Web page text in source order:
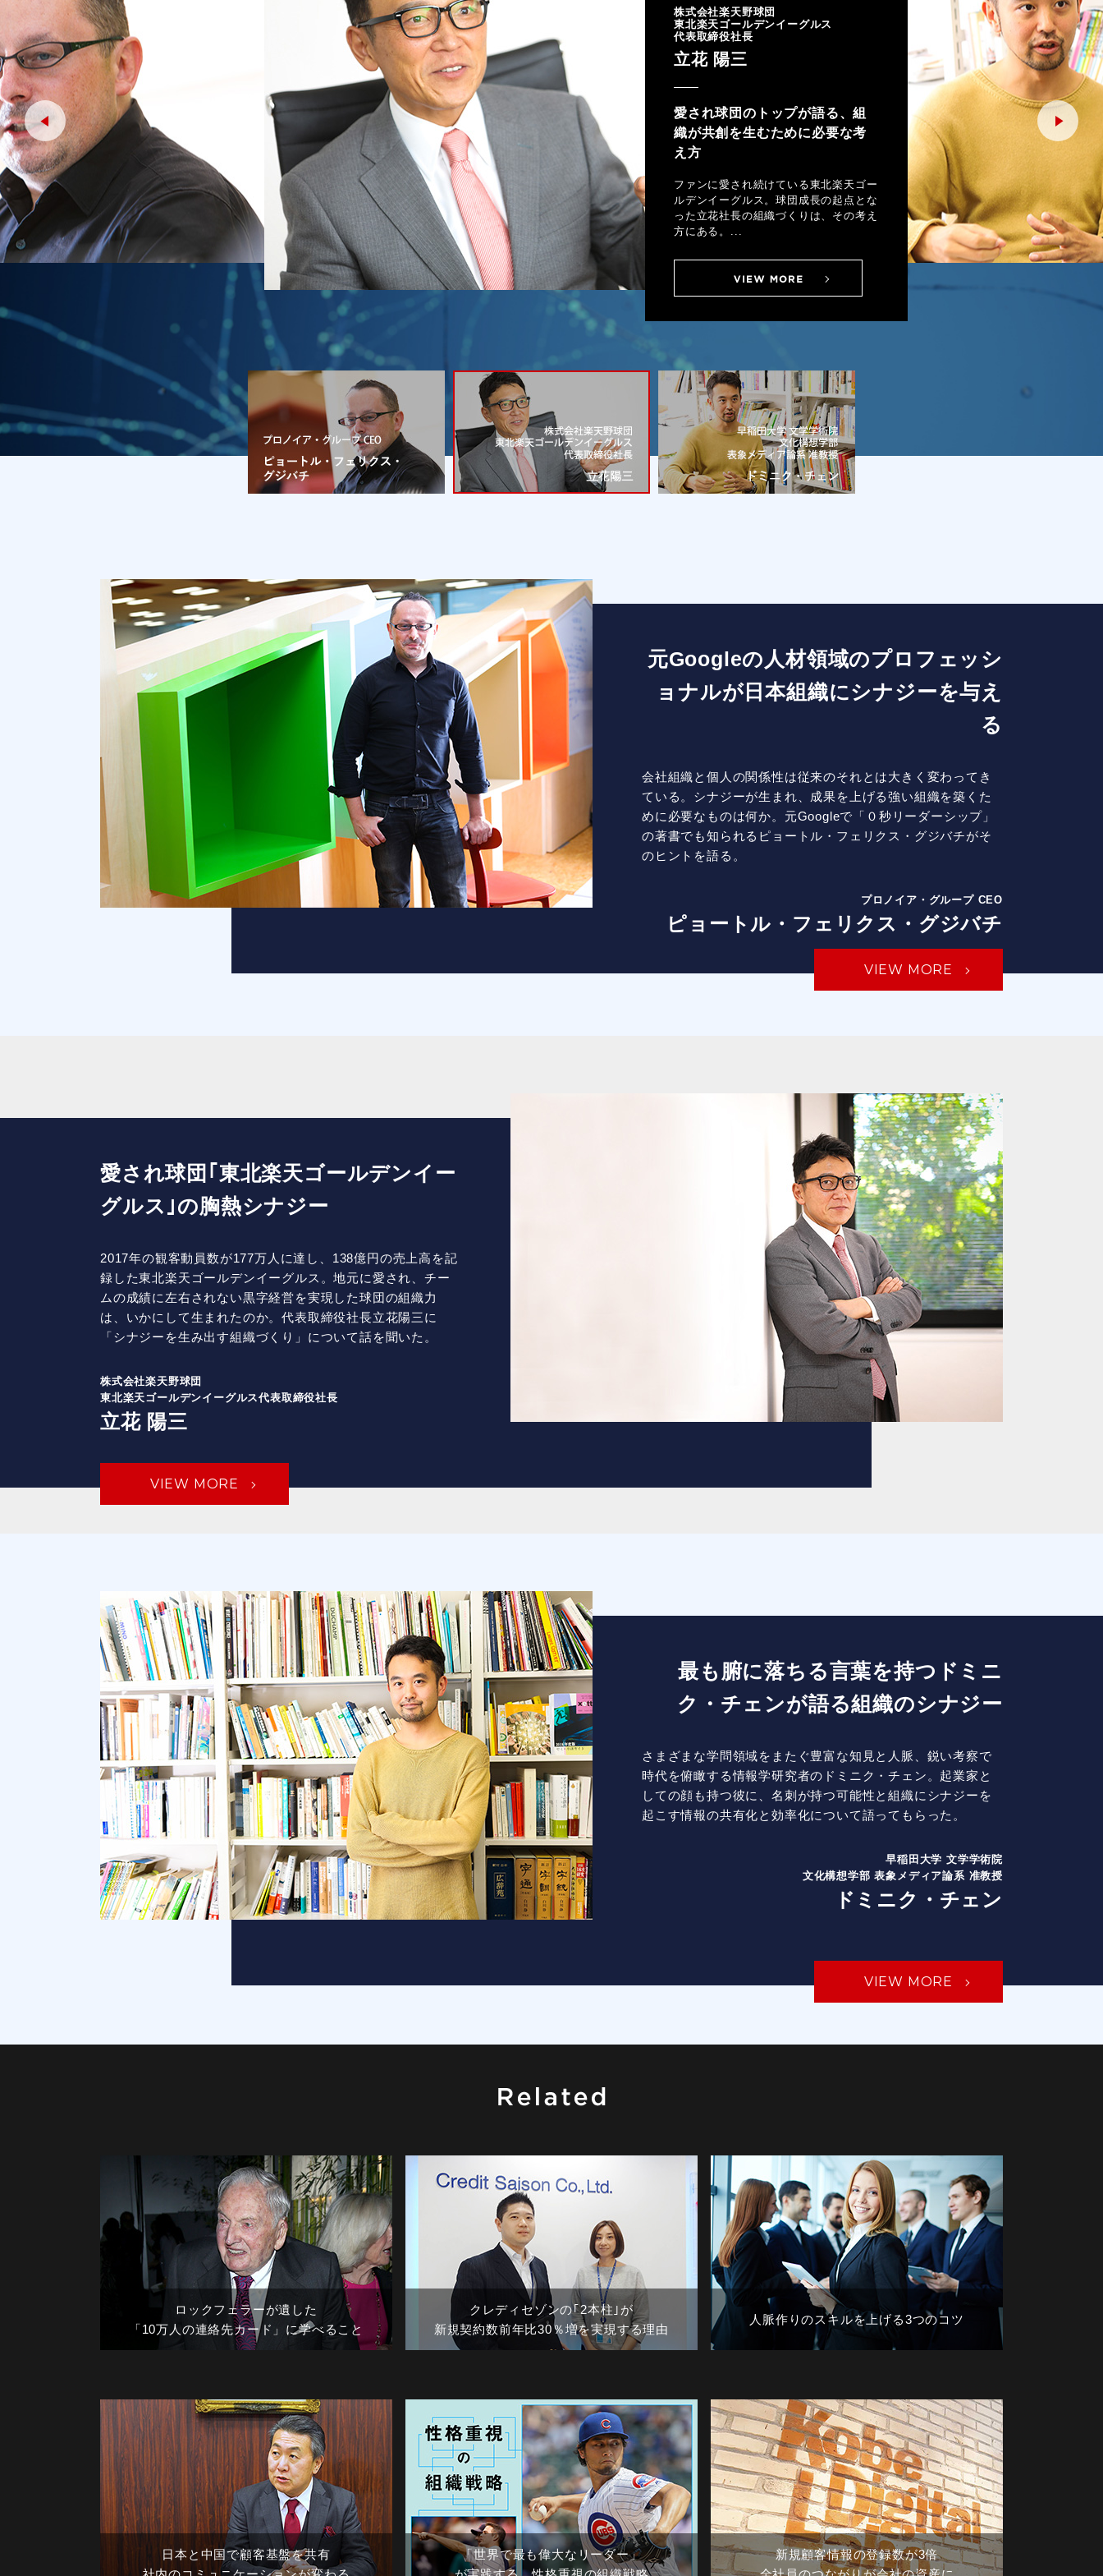
株式会社楽天野球団
東北楽天ゴールデンイーグルス
代表取締役社長
立花 陽三
愛され球団のトップが語る、組
織が共創を生むために必要な考
え方
ファンに愛され続けている東北楽天ゴー
ルデンイーグルス。球団成長の起点とな
った立花社長の組織づくりは、その考え
方にある。...
元Googleの人材領域のプロフェッシ
ョナルが日本組織にシナジーを与え
る
会社組織と個人の関係性は従来のそれとは大きく変わってき
ている。シナジーが生まれ、成果を上げる強い組織を築くた
めに必要なものは何か。元Googleで「０秒リーダーシップ」
の著書でも知られるピョートル・フェリクス・グジバチがそ
のヒントを語る。
プロノイア・グループ CEO
ピョートル・フェリクス・グジバチ
VIEW MORE
愛され球団｢東北楽天ゴールデンイー
グルス｣の胸熱シナジー
2017年の観客動員数が177万人に達し、138億円の売上高を記
録した東北楽天ゴールデンイーグルス。地元に愛され、チー
ムの成績に左右されない黒字経営を実現した球団の組織力
は、いかにして生まれたのか。代表取締役社長立花陽三に
「シナジーを生み出す組織づくり」について話を聞いた。
株式会社楽天野球団
東北楽天ゴールデンイーグルス代表取締役社長
立花 陽三
VIEW MORE
最も腑に落ちる言葉を持つドミニ
ク・チェンが語る組織のシナジー
さまざまな学問領域をまたぐ豊富な知見と人脈、鋭い考察で
時代を俯瞰する情報学研究者のドミニク・チェン。起業家と
しての顔も持つ彼に、名刺が持つ可能性と組織にシナジーを
起こす情報の共有化と効率化について語ってもらった。
早稲田大学 文学学術院
文化構想学部 表象メディア論系 准教授
ドミニク・チェン
VIEW MORE
ロックフェラーが遺した
「10万人の連絡先カード」に学べること
クレディセゾンの｢2本柱｣が
新規契約数前年比30％増を実現する理由
人脈作りのスキルを上げる3つのコツ
日本と中国で顧客基盤を共有
「世界で最も偉大なリーダー」
新規顧客情報の登録数が3倍